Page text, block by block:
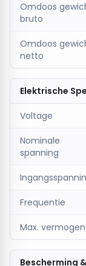
Omdoos
bruto
Omdoos
netto
Elektrische
Voltage
Nominale
spanning
Frequentie
Max. vermogen
Bescherming